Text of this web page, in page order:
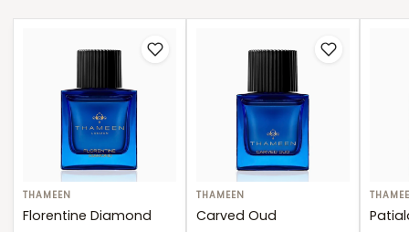
Florentine
Diamond
THAMEEN
Florentine Diamond
Carved
Oud
THAMEEN
Carved Oud
Patiala